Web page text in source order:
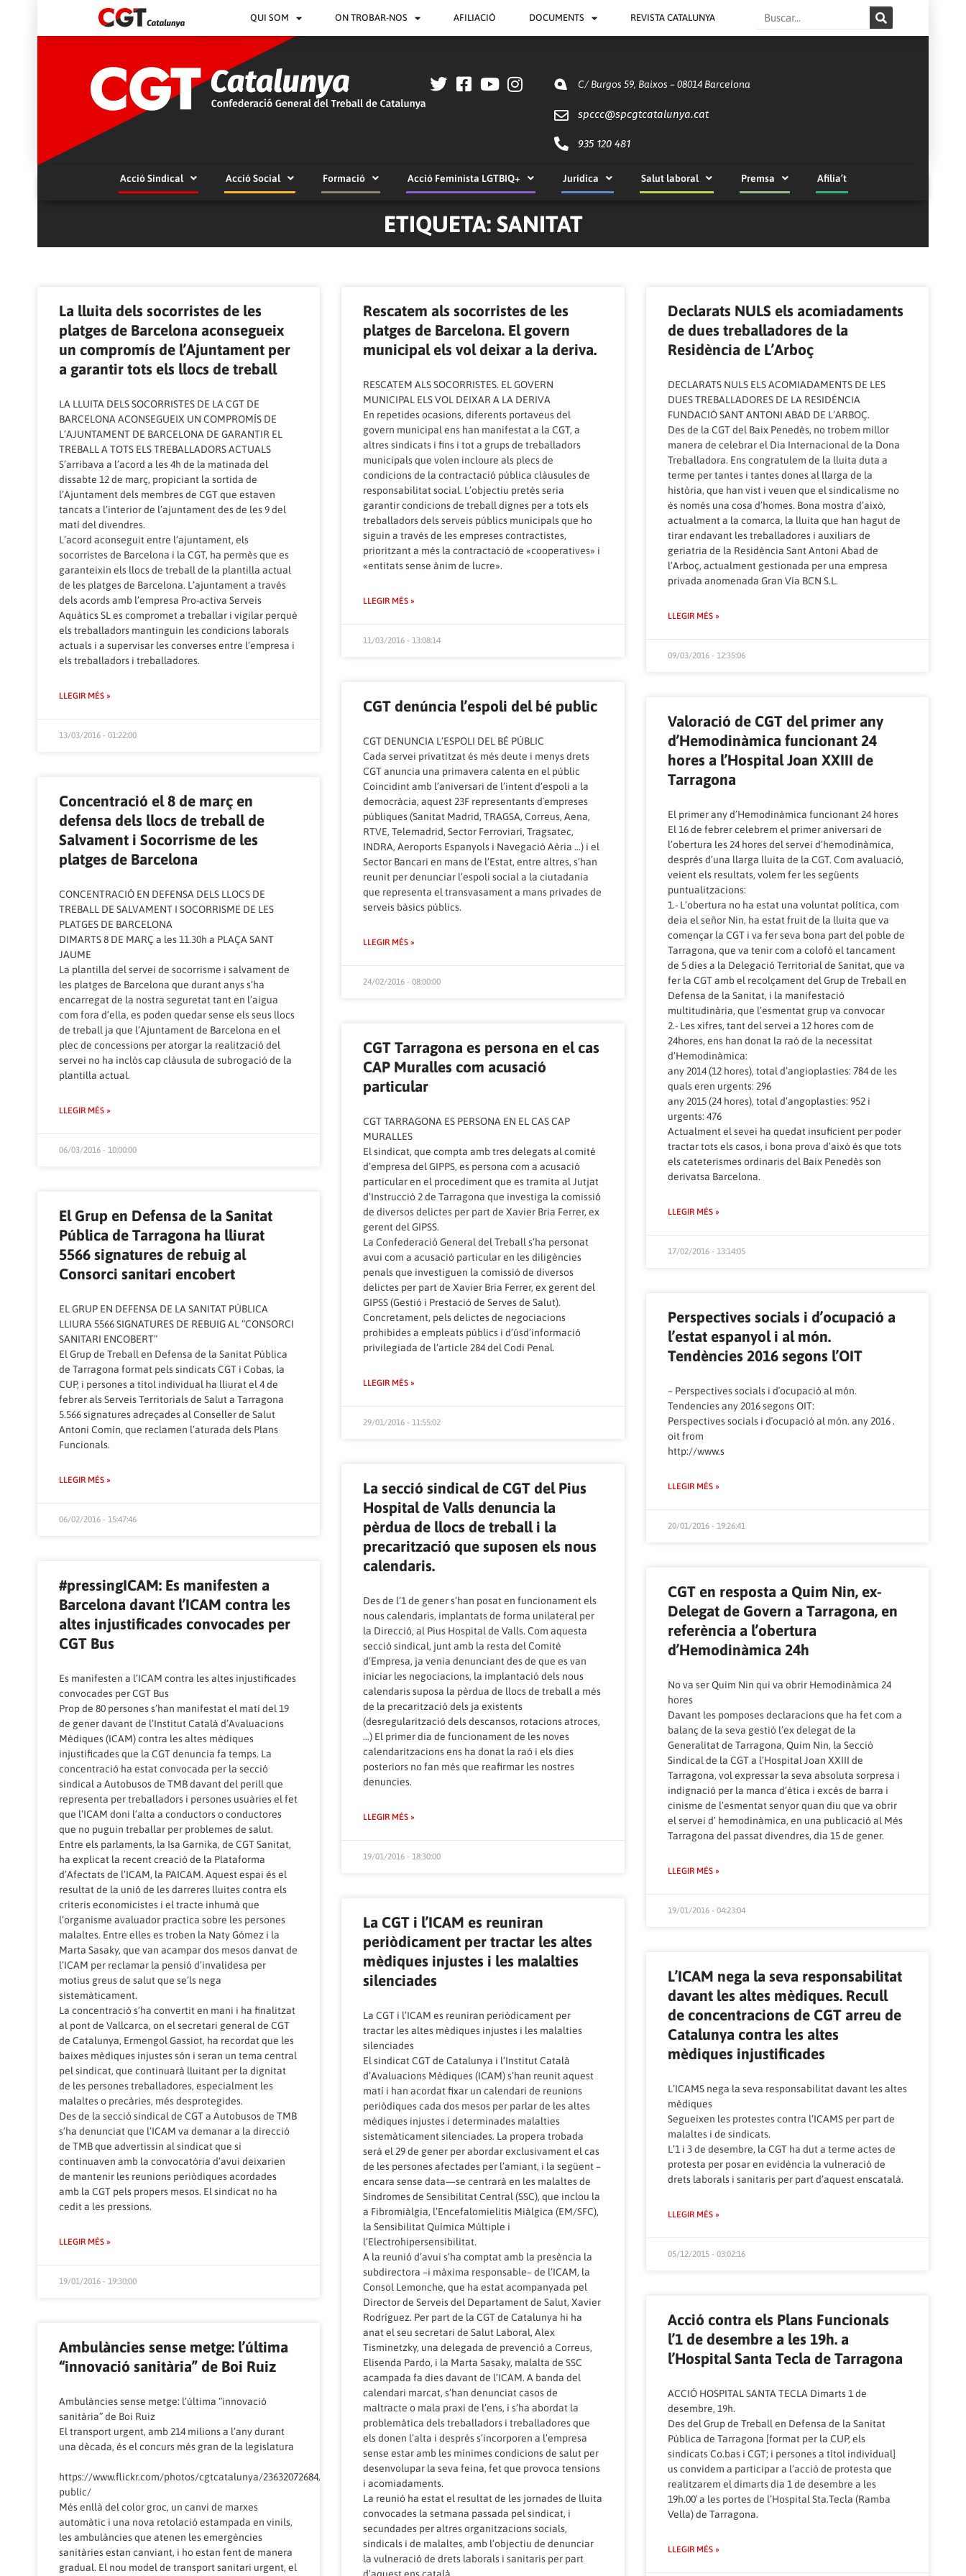
QUI SOM ON TROBAR-NOS AFILIACIÓ DOCUMENTS REVISTA CATALUNYA Search
C/ Burgos 59, Baixos – 08014 Barcelona
spccc@spcgtcatalunya.cat
935 120 481
Acció Sindical Acció Social Formació Acció Feminista LGTBIQ+ Jurídica Salut laboral Premsa Afilia’t
ETIQUETA: SANITAT
La lluita dels socorristes de les
platges de Barcelona aconsegueix
un compromís de l’Ajuntament per
a garantir tots els llocs de treball
LA LLUITA DELS SOCORRISTES DE LA CGT DE
BARCELONA ACONSEGUEIX UN COMPROMÍS DE
L’AJUNTAMENT DE BARCELONA DE GARANTIR EL
TREBALL A TOTS ELS TREBALLADORS ACTUALS
S’arribava a l’acord a les 4h de la matinada del
dissabte 12 de març, propiciant la sortida de
l’Ajuntament dels membres de CGT que estaven
tancats a l’interior de l’ajuntament des de les 9 del
matí del divendres.
L’acord aconseguit entre l’ajuntament, els
socorristes de Barcelona i la CGT, ha permès que es
garanteixin els llocs de treball de la plantilla actual
de les platges de Barcelona. L’ajuntament a través
dels acords amb l’empresa Pro-activa Serveis
Aquàtics SL es compromet a treballar i vigilar perquè
els treballadors mantinguin les condicions laborals
actuals i a supervisar les converses entre l’empresa i
els treballadors i treballadores.
LLEGIR MÉS »
13/03/2016 - 01:22:00
Rescatem als socorristes de les
platges de Barcelona. El govern
municipal els vol deixar a la deriva.
RESCATEM ALS SOCORRISTES. EL GOVERN
MUNICIPAL ELS VOL DEIXAR A LA DERIVA
En repetides ocasions, diferents portaveus del
govern municipal ens han manifestat a la CGT, a
altres sindicats i fins i tot a grups de treballadors
municipals que volen incloure als plecs de
condicions de la contractació pública clàusules de
responsabilitat social. L’objectiu pretès seria
garantir condicions de treball dignes per a tots els
treballadors dels serveis públics municipals que ho
siguin a través de les empreses contractistes,
prioritzant a més la contractació de «cooperatives» i
«entitats sense ànim de lucre».
LLEGIR MÉS »
11/03/2016 - 13:08:14
Declarats NULS els acomiadaments
de dues treballadores de la
Residència de L’Arboç
DECLARATS NULS ELS ACOMIADAMENTS DE LES
DUES TREBALLADORES DE LA RESIDÈNCIA
FUNDACIÓ SANT ANTONI ABAD DE L’ARBOÇ.
Des de la CGT del Baix Penedès, no trobem millor
manera de celebrar el Dia Internacional de la Dona
Treballadora. Ens congratulem de la lluita duta a
terme per tantes i tantes dones al llarga de la
història, que han vist i veuen que el sindicalisme no
és només una cosa d’homes. Bona mostra d’això,
actualment a la comarca, la lluita que han hagut de
tirar endavant les treballadores i auxiliars de
geriatria de la Residència Sant Antoni Abad de
l’Arboç, actualment gestionada per una empresa
privada anomenada Gran Vía BCN S.L.
LLEGIR MÉS »
09/03/2016 - 12:35:06
Concentració el 8 de març en
defensa dels llocs de treball de
Salvament i Socorrisme de les
platges de Barcelona
CONCENTRACIÓ EN DEFENSA DELS LLOCS DE
TREBALL DE SALVAMENT I SOCORRISME DE LES
PLATGES DE BARCELONA
DIMARTS 8 DE MARÇ a les 11.30h a PLAÇA SANT
JAUME
La plantilla del servei de socorrisme i salvament de
les platges de Barcelona que durant anys s’ha
encarregat de la nostra seguretat tant en l’aigua
com fora d’ella, es poden quedar sense els seus llocs
de treball ja que l’Ajuntament de Barcelona en el
plec de concessions per atorgar la realització del
servei no ha inclòs cap clàusula de subrogació de la
plantilla actual.
LLEGIR MÉS »
06/03/2016 - 10:00:00
CGT denúncia l’espoli del bé public
CGT DENUNCIA L’ESPOLI DEL BÉ PÚBLIC
Cada servei privatitzat és més deute i menys drets
CGT anuncia una primavera calenta en el públic
Coincidint amb l’aniversari de l’intent d’espoli a la
democràcia, aquest 23F representants d´empreses
públiques (Sanitat Madrid, TRAGSA, Correus, Aena,
RTVE, Telemadrid, Sector Ferroviari, Tragsatec,
INDRA, Aeroports Espanyols i Navegació Aèria …) i el
Sector Bancari en mans de l’Estat, entre altres, s’han
reunit per denunciar l’espoli social a la ciutadania
que representa el transvasament a mans privades de
serveis bàsics públics.
LLEGIR MÉS »
24/02/2016 - 08:00:00
Valoració de CGT del primer any
d’Hemodinàmica funcionant 24
hores a l’Hospital Joan XXIII de
Tarragona
El primer any d’Hemodinàmica funcionant 24 hores
El 16 de febrer celebrem el primer aniversari de
l’obertura les 24 hores del servei d’hemodinàmica,
després d’una llarga lluita de la CGT. Com avaluació,
veient els resultats, volem fer les següents
puntualitzacions:
1.- L’obertura no ha estat una voluntat política, com
deia el señor Nin, ha estat fruit de la lluita que va
començar la CGT i va fer seva bona part del poble de
Tarragona, que va tenir com a colofó el tancament
de 5 dies a la Delegació Territorial de Sanitat, que va
fer la CGT amb el recolçament del Grup de Treball en
Defensa de la Sanitat, i la manifestació
multitudinària, que l’esmentat grup va convocar
2.- Les xifres, tant del servei a 12 hores com de
24hores, ens han donat la raó de la necessitat
d’Hemodinàmica:
any 2014 (12 hores), total d’angioplasties: 784 de les
quals eren urgents: 296
any 2015 (24 hores), total d’angoplasties: 952 i
urgents: 476
Actualment el sevei ha quedat insuficient per poder
tractar tots els casos, i bona prova d’això és que tots
els cateterismes ordinaris del Baix Penedès son
derivatsa Barcelona.
LLEGIR MÉS »
17/02/2016 - 13:14:05
El Grup en Defensa de la Sanitat
Pública de Tarragona ha lliurat
5566 signatures de rebuig al
Consorci sanitari encobert
EL GRUP EN DEFENSA DE LA SANITAT PÚBLICA
LLIURA 5566 SIGNATURES DE REBUIG AL “CONSORCI
SANITARI ENCOBERT”
El Grup de Treball en Defensa de la Sanitat Pública
de Tarragona format pels sindicats CGT i Cobas, la
CUP, i persones a títol individual ha lliurat el 4 de
febrer als Serveis Territorials de Salut a Tarragona
5.566 signatures adreçades al Conseller de Salut
Antoni Comín, que reclamen l’aturada dels Plans
Funcionals.
LLEGIR MÉS »
06/02/2016 - 15:47:46
CGT Tarragona es persona en el cas
CAP Muralles com acusació
particular
CGT TARRAGONA ES PERSONA EN EL CAS CAP
MURALLES
El sindicat, que compta amb tres delegats al comité
d’empresa del GIPPS, es persona com a acusació
particular en el procediment que es tramita al Jutjat
d’Instrucció 2 de Tarragona que investiga la comissió
de diversos delictes per part de Xavier Bria Ferrer, ex
gerent del GIPSS.
La Confederació General del Treball s’ha personat
avui com a acusació particular en les diligències
penals que investiguen la comissió de diversos
delictes per part de Xavier Bria Ferrer, ex gerent del
GIPSS (Gestió i Prestació de Serves de Salut).
Concretament, pels delictes de negociacions
prohibides a empleats públics i d’úsd’informació
privilegiada de l’article 284 del Codi Penal.
LLEGIR MÉS »
29/01/2016 - 11:55:02
Perspectives socials i d’ocupació a
l’estat espanyol i al món.
Tendències 2016 segons l’OIT
– Perspectives socials i d´ocupació al món.
Tendencies any 2016 segons OIT:
Perspectives socials i d´ocupació al món. any 2016 .
oit from
http://www.s
LLEGIR MÉS »
20/01/2016 - 19:26:41
#pressingICAM: Es manifesten a
Barcelona davant l’ICAM contra les
altes injustificades convocades per
CGT Bus
Es manifesten a l’ICAM contra les altes injustificades
convocades per CGT Bus
Prop de 80 persones s’han manifestat el matí del 19
de gener davant de l’Institut Català d’Avaluacions
Mèdiques (ICAM) contra les altes mèdiques
injustificades que la CGT denuncia fa temps. La
concentració ha estat convocada per la secció
sindical a Autobusos de TMB davant del perill que
representa per treballadors i persones usuàries el fet
que l’ICAM doni l’alta a conductors o conductores
que no puguin treballar per problemes de salut.
Entre els parlaments, la Isa Garnika, de CGT Sanitat,
ha explicat la recent creació de la Plataforma
d’Afectats de l’ICAM, la PAICAM. Aquest espai és el
resultat de la unió de les darreres lluites contra els
criteris economicistes i el tracte inhumà que
l’organisme avaluador practica sobre les persones
malaltes. Entre elles es troben la Naty Gómez i la
Marta Sasaky, que van acampar dos mesos danvat de
l’ICAM per reclamar la pensió d’invalidesa per
motius greus de salut que se’ls nega
sistemàticament.
La concentració s’ha convertit en mani i ha finalitzat
al pont de Vallcarca, on el secretari general de CGT
de Catalunya, Ermengol Gassiot, ha recordat que les
baixes mèdiques injustes són i seran un tema central
pel sindicat, que continuarà lluitant per la dignitat
de les persones treballadores, especialment les
malaltes o precàries, més desprotegides.
Des de la secció sindical de CGT a Autobusos de TMB
s’ha denunciat que l’ICAM va demanar a la direcció
de TMB que advertissin al sindicat que si
continuaven amb la convocatòria d’avui deixarien
de mantenir les reunions periòdiques acordades
amb la CGT pels propers mesos. El sindicat no ha
cedit a les pressions.
LLEGIR MÉS »
19/01/2016 - 19:30:00
La secció sindical de CGT del Pius
Hospital de Valls denuncia la
pèrdua de llocs de treball i la
precarització que suposen els nous
calendaris.
Des de l’1 de gener s’han posat en funcionament els
nous calendaris, implantats de forma unilateral per
la Direcció, al Pius Hospital de Valls. Com aquesta
secció sindical, junt amb la resta del Comitè
d’Empresa, ja venia denunciant des de que es van
iniciar les negociacions, la implantació dels nous
calendaris suposa la pèrdua de llocs de treball a més
de la precarització dels ja existents
(desregularització dels descansos, rotacions atroces,
…) El primer dia de funcionament de les noves
calendaritzacions ens ha donat la raó i els dies
posteriors no fan més que reafirmar les nostres
denuncies.
LLEGIR MÉS »
19/01/2016 - 18:30:00
CGT en resposta a Quim Nin, ex-
Delegat de Govern a Tarragona, en
referència a l’obertura
d’Hemodinàmica 24h
No va ser Quim Nin qui va obrir Hemodinàmica 24
hores
Davant les pomposes declaracions que ha fet com a
balanç de la seva gestió l’ex delegat de la
Generalitat de Tarragona, Quim Nin, la Secció
Sindical de la CGT a l’Hospital Joan XXIII de
Tarragona, vol expressar la seva absoluta sorpresa i
indignació per la manca d’ètica i excés de barra i
cinisme de l’esmentat senyor quan diu que va obrir
el servei d’ hemodinàmica, en una publicació al Més
Tarragona del passat divendres, dia 15 de gener.
LLEGIR MÉS »
19/01/2016 - 04:23:04
Ambulàncies sense metge: l’última
“innovació sanitària” de Boi Ruiz
Ambulàncies sense metge: l’última “innovació
sanitària” de Boi Ruiz
El transport urgent, amb 214 milions a l’any durant
una dècada, és el concurs més gran de la legislatura
https://www.flickr.com/photos/cgtcatalunya/23632072684/in/dateposted-
public/
Més enllà del color groc, un canvi de marxes
automàtic i una nova retolació estampada en vinils,
les ambulàncies que atenen les emergències
sanitàries estan canviant, i ho estan fent de manera
gradual. El nou model de transport sanitari urgent, el
La CGT i l’ICAM es reuniran
periòdicament per tractar les altes
mèdiques injustes i les malalties
silenciades
La CGT i l’ICAM es reuniran periòdicament per
tractar les altes mèdiques injustes i les malalties
silenciades
El sindicat CGT de Catalunya i l’Institut Català
d’Avaluacions Mèdiques (ICAM) s’han reunit aquest
matí i han acordat fixar un calendari de reunions
periòdiques cada dos mesos per parlar de les altes
mèdiques injustes i determinades malalties
sistemàticament silenciades. La propera trobada
serà el 29 de gener per abordar exclusivament el cas
de les persones afectades per l’amiant, i la següent –
encara sense data—se centrarà en les malaltes de
Síndromes de Sensibilitat Central (SSC), que inclou la
a Fibromiàlgia, l’Encefalomielitis Miàlgica (EM/SFC),
la Sensibilitat Química Múltiple i
l’Electrohipersensibilitat.
A la reunió d’avui s’ha comptat amb la presència la
subdirectora –i màxima responsable– de l’ICAM, la
Consol Lemonche, que ha estat acompanyada pel
Director de Serveis del Departament de Salut, Xavier
Rodríguez. Per part de la CGT de Catalunya hi ha
anat el seu secretari de Salut Laboral, Alex
Tisminetzky, una delegada de prevenció a Correus,
Elisenda Pardo, i la Marta Sasaky, malalta de SSC
acampada fa dies davant de l’ICAM. A banda del
calendari marcat, s’han denunciat casos de
maltracte o mala praxi de l’ens, i s’ha abordat la
problemàtica dels treballadors i treballadores que
els donen l’alta i després s’incorporen a l’empresa
sense estar amb les mínimes condicions de salut per
desenvolupar la seva feina, fet que provoca tensions
i acomiadaments.
La reunió ha estat el resultat de les jornades de lluita
convocades la setmana passada pel sindicat, i
secundades per altres organitzacions socials,
sindicals i de malaltes, amb l’objectiu de denunciar
la vulneració de drets laborals i sanitaris per part
L’ICAM nega la seva responsabilitat
davant les altes mèdiques. Recull
de concentracions de CGT arreu de
Catalunya contra les altes
mèdiques injustificades
L’ICAMS nega la seva responsabilitat davant les altes
mèdiques
Segueixen les protestes contra l’ICAMS per part de
malaltes i de sindicats.
L’1 i 3 de desembre, la CGT ha dut a terme actes de
protesta per posar en evidència la vulneració de
drets laborals i sanitaris per part d’aquest enscatalà.
LLEGIR MÉS »
05/12/2015 - 03:02:16
Acció contra els Plans Funcionals
l’1 de desembre a les 19h. a
l’Hospital Santa Tecla de Tarragona
ACCIÓ HOSPITAL SANTA TECLA Dimarts 1 de
desembre, 19h.
Des del Grup de Treball en Defensa de la Sanitat
Pública de Tarragona [format per la CUP, els
sindicats Co.bas i CGT; i persones a títol individual]
us convidem a participar a l’acció de protesta que
realitzarem el dimarts dia 1 de desembre a les
19h.00′ a les portes de l’Hospital Sta.Tecla (Ramba
Vella) de Tarragona.
LLEGIR MÉS »